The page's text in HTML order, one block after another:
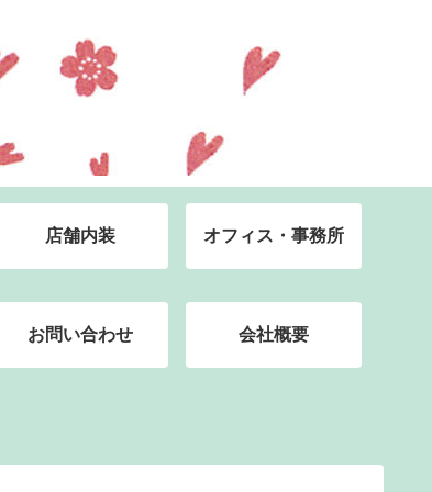
店舗内装 オフィス・事務所
お問い合わせ 会社概要